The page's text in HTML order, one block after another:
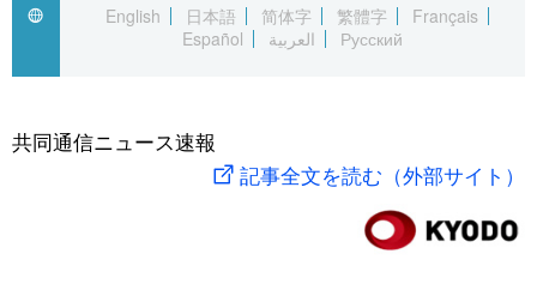
العربية
社会
旅と暮らし
文化
科学・技術
暮らし
お知らせ
English
日本語 简体字 繁體字
Français
Español
العربية Русский
共同通信ニュース速報
記事全文を読む（外部サイト）